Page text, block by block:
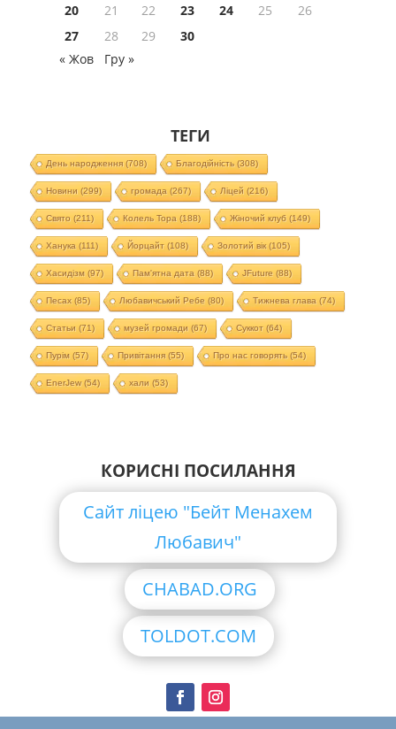
20
21 22 23 24 25
26
27
28 29
30
« Жов
Гру »
ТЕГИ
День народження(708) Благодійність (308)
Новини (299) громада (267) Ліцей (216)
Свято (211) Колель Тора (188) Жіночий клуб (149)
Ханука (111) Йорцайт (108) Золотий вік(105)
Хасидізм (97) Пам'ятна дата (88) JFuture (88)
Песах(85) Любавичський Ребе (80) Тижнева глава (74)
Статьи (71) музей громади (67) Суккот (64)
Пурім (57) Привітання(55) Про нас говорять (54)
EnerJew(54) хали (53)
КОРИСНІ ПОСИЛАННЯ
Сайт ліцею "Бейт Менахем
Любавич"
CHABAD.ORG
TOLDOT.COM